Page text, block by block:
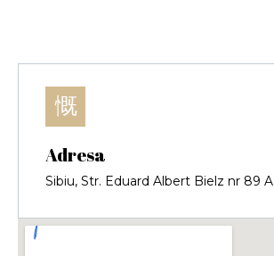
Adresa
Sibiu, Str. Eduard Albert Bielz nr 89 A